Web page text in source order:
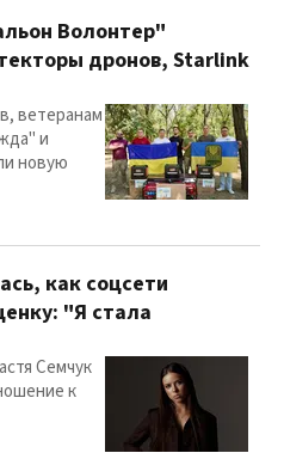
Волонтер"
дронов, Starlink
ветеранам
и
новую
как соцсети
"Я стала
Семчук
к